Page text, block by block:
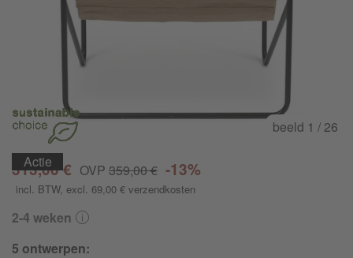
Actie
Actie
beeld 1 / 26
313,00 € OVP 359,00 € -13%
incl. BTW, excl. 69,00 € verzendkosten
2-4 weken
5 ontwerpen: